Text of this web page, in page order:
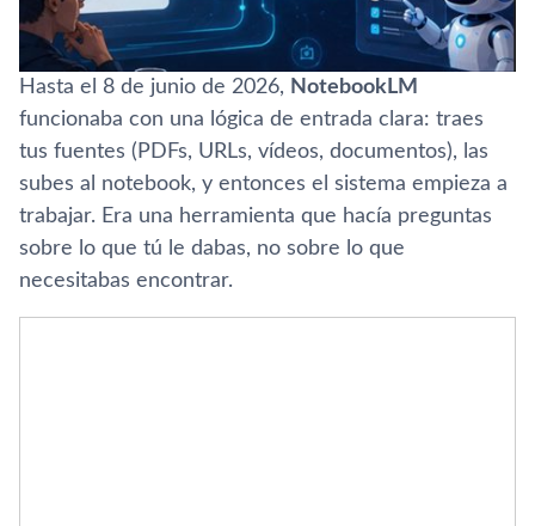
Hasta el 8 de junio de 2026, NotebookLM
funcionaba con una lógica de entrada clara: traes
tus fuentes (PDFs, URLs, vídeos, documentos), las
subes al notebook, y entonces el sistema empieza a
trabajar. Era una herramienta que hacía preguntas
sobre lo que tú le dabas, no sobre lo que
necesitabas encontrar.